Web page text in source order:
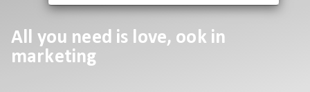
All you need is love, ook in
marketing